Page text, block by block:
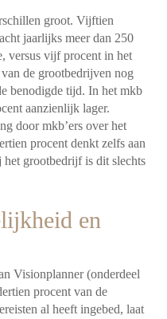
groot. Vijftien
jaarlijks meer dan 250
versus vijf procent in het
de grootbedrijven nog
benodigde tijd. In het mkb
aanzienlijk lager.
door mkb’ers over het
procent denkt zelfs aan
grootbedrijf is dit slechts
en
Visionplanner (onderdeel
procent van de
al heeft ingebed, laat